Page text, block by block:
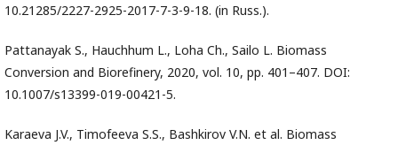
10.21285/2227-2925-2017-7-3-9-18. (in Russ.).
Pattanayak S., Hauchhum L., Loha Ch., Sailo L. Biomass
Conversion and Biorefinery, 2020, vol. 10, pp. 401–407. DOI:
10.1007/s13399-019-00421-5.
Karaeva J.V., Timofeeva S.S., Bashkirov V.N. et al. Biomass